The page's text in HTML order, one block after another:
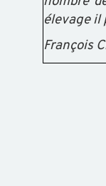
élevage il
François